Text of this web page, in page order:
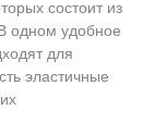
состоит из
одном удобное
для
эластичные